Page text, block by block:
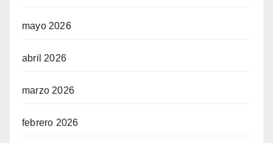
mayo 2026
abril 2026
marzo 2026
febrero 2026